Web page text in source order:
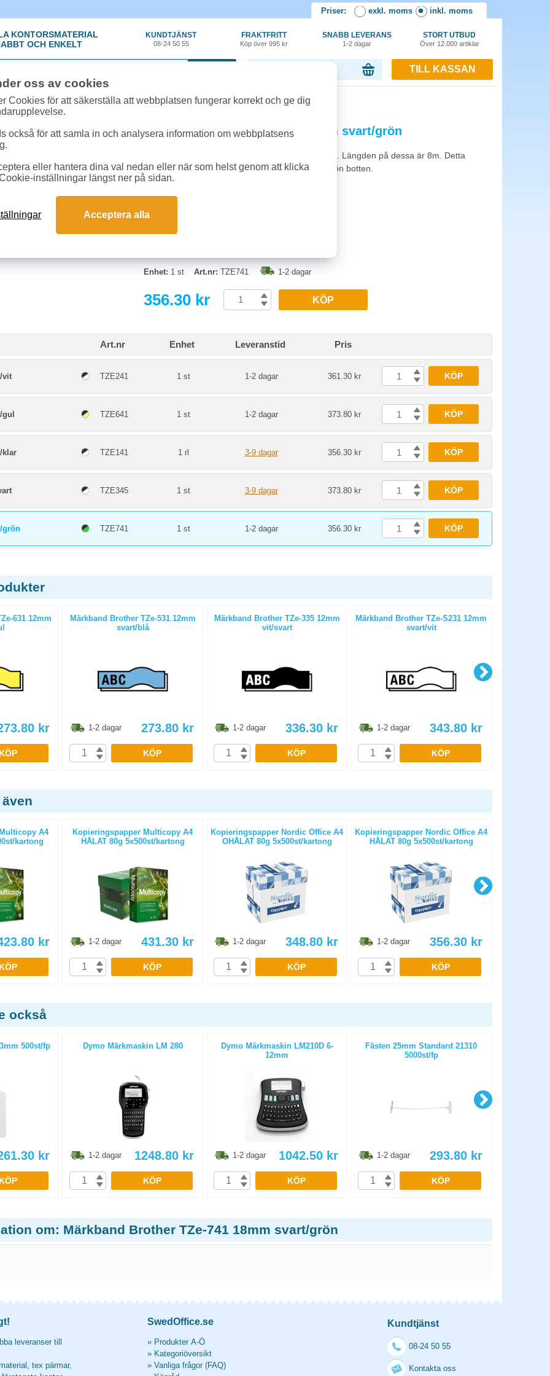
Priser: exkl. moms inkl. moms
KONTORSMATERIAL
OCH ENKELT
KUNDTJÄNST
08-24 50 55
FRAKTFRITT
Köp över 995 kr
SNABB LEVERANS
1-2 dagar
STORT UTBUD
Över 12.000 artiklar
TILL KASSAN
»Märkband »Märkband Brother TZe-741 18mm svart/grön
Märkband Brother TZe-741 18mm svart/grön
Plastband i bredderna 6, 9, 12, 18, 24 och 36 mm. Längden på dessa är 8m. Detta
band, TZ 741, bredd 18 mm med svart text på grön botten.
Enhet: 1 st Art.nr: TZE741 1-2 dagar
356.30 kr KÖP
Art.nr Enhet Leveranstid Pris
vit TZE241 1 st 1-2 dagar 361.30 kr KÖP
TZE641 1 st 1-2 dagar 373.80 kr KÖP
klar TZE141 1 rl 3-9 dagar 356.30 kr KÖP
TZE345 1 st 3-9 dagar 373.80 kr KÖP
grön TZE741 1 st 1-2 dagar 356.30 kr KÖP
631 12mm
kr
KÖP
Märkband Brother TZe-531 12mm
svart/blå
1-2 dagar 273.80 kr
KÖP
Märkband Brother TZe-335 12mm
vit/svart
1-2 dagar 336.30 kr
KÖP
Märkband Brother TZe-S231 12mm
svart/vit
1-2 dagar 343.80 kr
KÖP
A4
kartong
kr
KÖP
Kopieringspapper Multicopy A4
HÅLAT 80g 5x500st/kartong
1-2 dagar 431.30 kr
KÖP
Kopieringspapper Nordic Office A4
OHÅLAT 80g 5x500st/kartong
1-2 dagar 348.80 kr
KÖP
Kopieringspapper Nordic Office A4
HÅLAT 80g 5x500st/kartong
1-2 dagar 356.30 kr
KÖP
också
500st/fp
kr
KÖP
Dymo Märkmaskin LM 280
1-2 dagar 1248.80 kr
KÖP
Dymo Märkmaskin LM210D 6-
12mm
1-2 dagar 1042.50 kr
KÖP
Fästen 25mm Standard 21310
5000st/fp
1-2 dagar 293.80 kr
KÖP
om: Märkband Brother TZe-741 18mm svart/grön
leveranser till
tex pärmar,
SwedOffice.se
» Produkter A-Ö
» Kategoriöversikt
» Vanliga frågor (FAQ)
Kundtjänst
08-24 50 55
Kontakta oss
oss av cookies
Cookies för att säkerställa att webbplatsen fungerar korrekt och ge dig
också för att samla in och analysera information om webbplatsens
eller hantera dina val nedan eller när som helst genom att klicka
inställningar längst ner på sidan.
Acceptera alla